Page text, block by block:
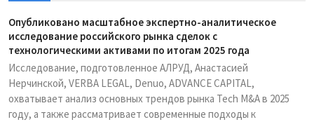
Опубликовано масштабное экспертно-аналитическое
исследование российского рынка сделок с
технологическими активами по итогам 2025 года
Исследование, подготовленное АЛРУД, Анастасией
Нерчинской, VERBA LEGAL, Denuo, ADVANCE CAPITAL,
охватывает анализ основных трендов рынка Tech M&A в 2025
году, а также рассматривает современные подходы к